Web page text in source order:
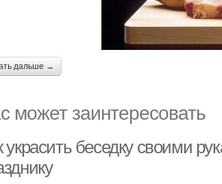
дальше →
может заинтересовать
украсить беседку своими